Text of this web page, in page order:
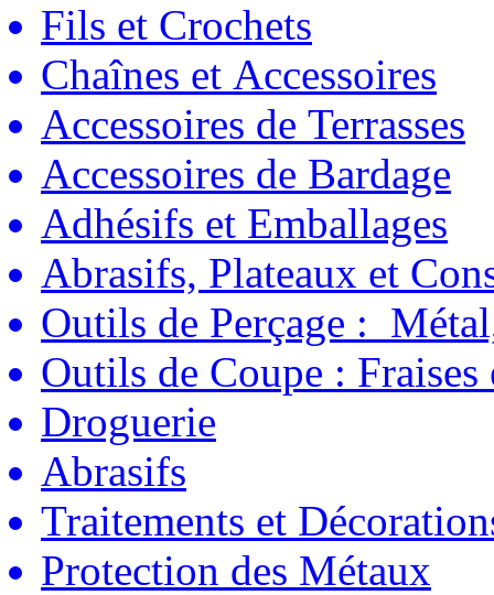
Fils et Crochets
Chaînes et Accessoires
Accessoires de Terrasses
Accessoires de Bardage
Adhésifs et Emballages
Abrasifs, Plateaux et
Outils de Perçage :
Outils de Coupe : Fraises
Droguerie
Abrasifs
Traitements et
Protection des Métaux